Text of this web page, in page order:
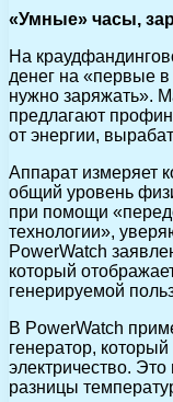
«Умные» часы,
На
денег на «первые
нужно заряжать».
предлагают
от энергии,
Аппарат измеряет
общий уровень
при помощи
технологии»,
PowerWatch
который
генерируемой
В PowerWatch
генератор,
электричество. Это
разницы